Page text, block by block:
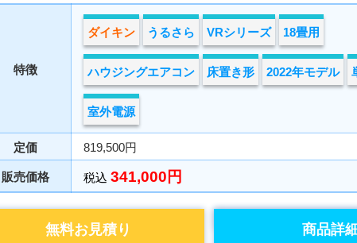
特徴
ダイキン うるさら VRシリーズ 18畳用
ハウジングエアコン 床置き形 2022年モデル
室外電源
定価 819,500円
販売価格 税込 341,000円
商品詳細
無料お見積り